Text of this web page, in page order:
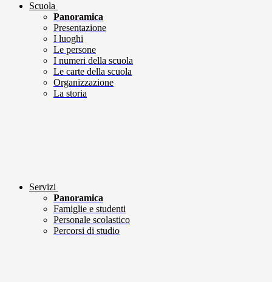
Scuola
Panoramica
Presentazione
I luoghi
Le persone
I numeri della scuola
Le carte della scuola
Organizzazione
La storia
Servizi
Panoramica
Famiglie e studenti
Personale scolastico
Percorsi di studio